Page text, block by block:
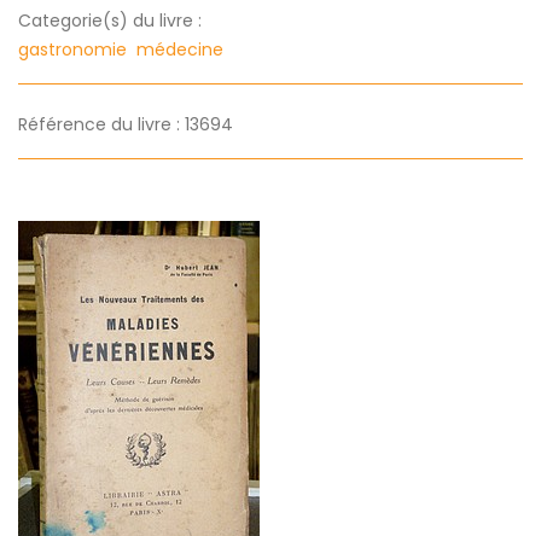
Categorie(s) du livre :
gastronomie médecine
Référence du livre : 13694